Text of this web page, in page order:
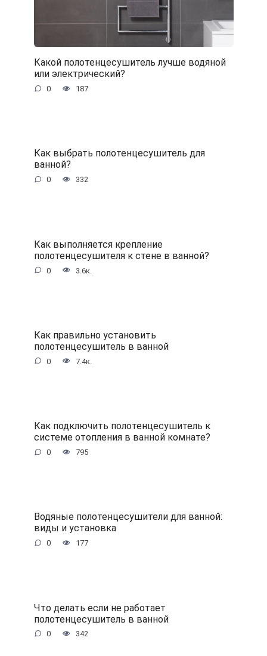
Какой полотенцесушитель лучше водяной
или электрический?
0 187
Как выбрать полотенцесушитель для
ванной?
0 332
Как выполняется крепление
полотенцесушителя к стене в ванной?
0 3.6к.
Как правильно установить
полотенцесушитель в ванной
0 7.4к.
Как подключить полотенцесушитель к
системе отопления в ванной комнате?
0 795
Водяные полотенцесушители для ванной:
виды и установка
0 177
Что делать если не работает
полотенцесушитель в ванной
0 342